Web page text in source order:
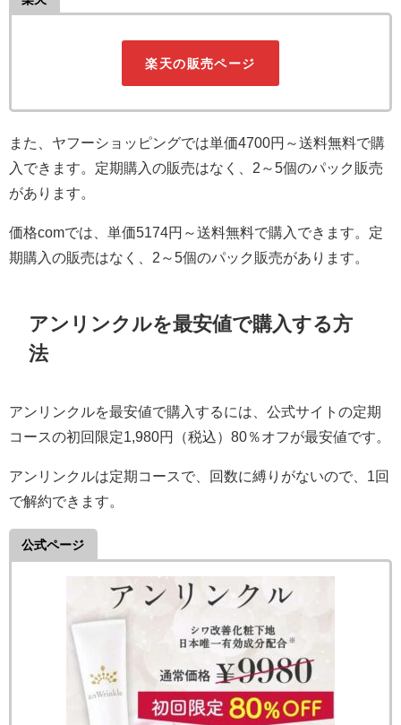
楽天の販売ページ
また、ヤフーショッピングでは単価4700円～送料無料で購
入できます。定期購入の販売はなく、2～5個のパック販売
があります。
価格comでは、単価5174円～送料無料で購入できます。定
期購入の販売はなく、2～5個のパック販売があります。
アンリンクルを最安値で購入する方
法
アンリンクルを最安値で購入するには、公式サイトの定期
コースの初回限定1,980円（税込）80％オフが最安値です。
アンリンクルは定期コースで、回数に縛りがないので、1回
で解約できます。
公式ページ